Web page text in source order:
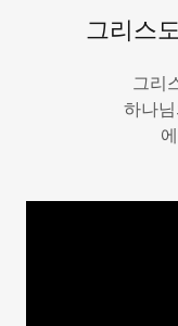
그리스
그리
하나